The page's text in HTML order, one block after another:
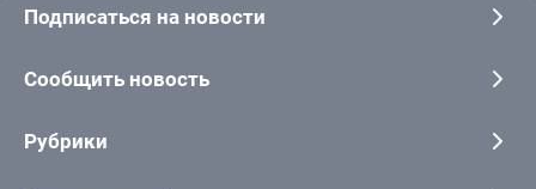
Подписаться на новости
Сообщить новость
Рубрики